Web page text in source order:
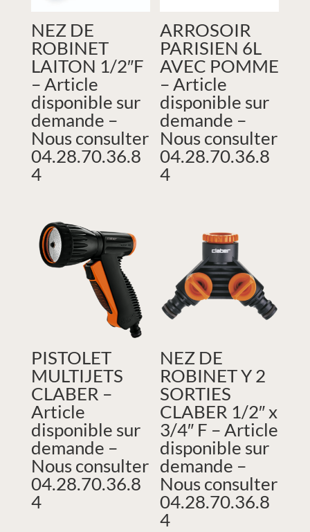
NEZ DE
ROBINET
LAITON 1/2″F
– Article
disponible sur
demande –
Nous consulter
04.28.70.36.8
4
ARROSOIR
PARISIEN 6L
AVEC POMME
– Article
disponible sur
demande –
Nous consulter
04.28.70.36.8
4
PISTOLET
MULTIJETS
CLABER –
Article
disponible sur
demande –
Nous consulter
04.28.70.36.8
4
NEZ DE
ROBINET Y 2
SORTIES
CLABER 1/2″ x
3/4″ F – Article
disponible sur
demande –
Nous consulter
04.28.70.36.8
4